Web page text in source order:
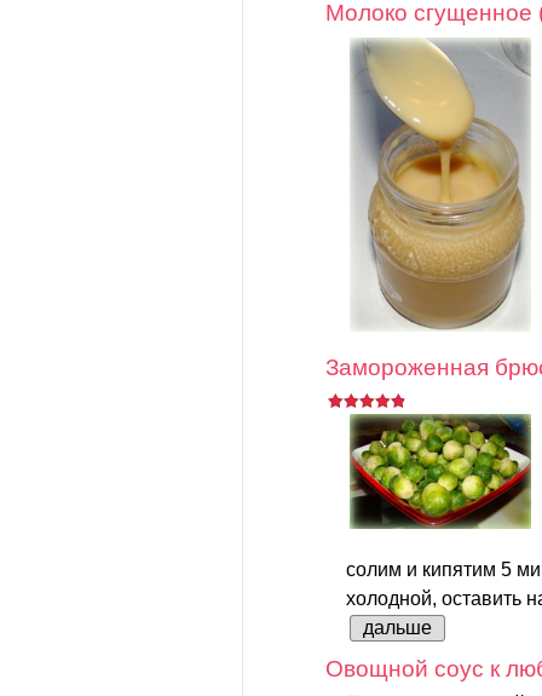
Молоко
Замороженная
солим и кипятим 5
холодной, оставить
дальше
Овощной соус к